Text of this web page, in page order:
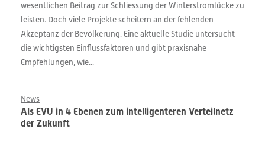
wesentlichen Beitrag zur Schliessung der Winterstromlücke zu
leisten. Doch viele Projekte scheitern an der fehlenden
Akzeptanz der Bevölkerung. Eine aktuelle Studie untersucht
die wichtigsten Einflussfaktoren und gibt praxisnahe
Empfehlungen, wie...
News
Als EVU in 4 Ebenen zum intelligenteren Verteilnetz
der Zukunft